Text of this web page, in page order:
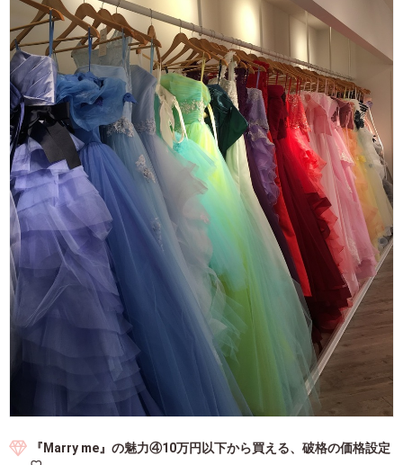
『Marry me』の魅力④10万円以下から買える、破格の価格設定